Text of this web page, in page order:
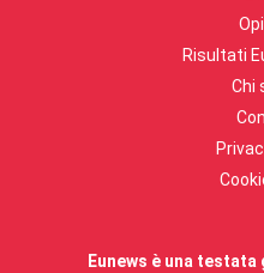
Risultati
Chi
Eunews è una